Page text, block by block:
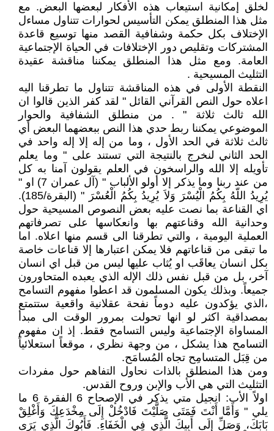
لخلق إمكانية استيعاب هذه الأفكار لبعضها البعض. مع
مثل هذا المنطلق يمكن التأسيس لحوارات تتناول مساءل
الإختلاف بكل حكمة وشفافية القصد منها توسيع قاعدة
المشتركات وتقليص دور الإختلافات في الحياة الإجتماعية
العامة. ومع مثل هذا المنطلق يمكننا مناقشة عقيدة
التثليث المسيحية .
النقطة الأولى في هذه المناقشة تتناول ما تطرقنا اليه
اعلاه حول النص القرآني القائل " لقد كفر الذين قالوا ان
الله ثالث ثلاثة " . من منطلق الشفافية والحوار
الموضوعي يمكننا ربط حدي هذا النص ببعضهما البعض أي
ثالث ثلاثة في الحد الأول ، وما من إله إلا إله واحد في
الحد الثاني لنخرج بالنتيجة التي تستند على " وما يعلم
تأويله إلا الله والراسخون في العلم يقولون آمنا به كل
من عند ربنا وما يذكر إلا أولو الألباب " (آل عمران 7) او "
يُرِيدُ اللّهُ بِكُمُ الْيُسْرَ وَلاَ يُرِيدُ بِكُمُ الْعُسْرَ " (البقرة/185).
اي القناعة بما نصت عليه بعض النصوص المسيحية حول
وحدانية الله وقناعتهم بها وانعكاسها على تصرفاتهم
العملية اليومية ، والتي تطرقنا الى قسم منها اعلاه. اما
ما تبقى من قناعاتهم فلا يمكن اعتبارها إلا قناعات خاصة
بكل انسان يعاقَب او يُثاب عليها ليس من قبل اي انسان
آخر، بل من قبل نفس ذلك الإله الذي يعبده المتحاورون
جميعاً. وبذلك يكون المسلمون قد اعطوا مفهوم التسامح
،الذي يؤكدون عليه دوماً نفحة عقلانية واقعية ستتمتع
بمصداقية اكثر لو انها تحولت بمرور الوقت الى مبدأ
المساواة الإجتماعية وليس التسامح فقط. إذ ان مفهوم
التسامح هذا يشكل ، من وجهة نظري ، موقعاً استعلائياً
من قِبَل المتسامِح تجاه المُسامَح.
ومن هذا المنطلق بالذات نحاول التفاهم حول مفردات
التثليث التي هي الأب والإبن وروح القدس.
اولاً الأب: انجيل متي يذكر في الإصحاح 6 الفقرة 6 ما
يلي " وَأَمَّا أَنْتَ فَمَتَى صَلَّيْتَ فَادْخُلْ إِلَى مِخْدَعِكَ وَأَغْلِقْ
بَابَكَ، وَصَلِّ إِلَى أَبِيكَ الَّذِي فِي الْخَفَاءِ. فَأَبُوكَ الَّذِي يَرَى